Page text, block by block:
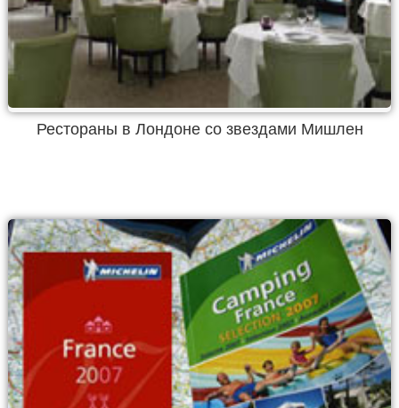
Рестораны в Лондоне со звездами Мишлен